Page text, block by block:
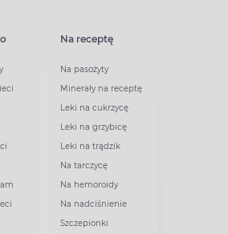
Na receptę
Na pasożyty
Minerały na receptę
Leki na cukrzycę
Leki na grzybicę
Leki na trądzik
Na tarczycę
Na hemoroidy
Na nadciśnienie
Szczepionki